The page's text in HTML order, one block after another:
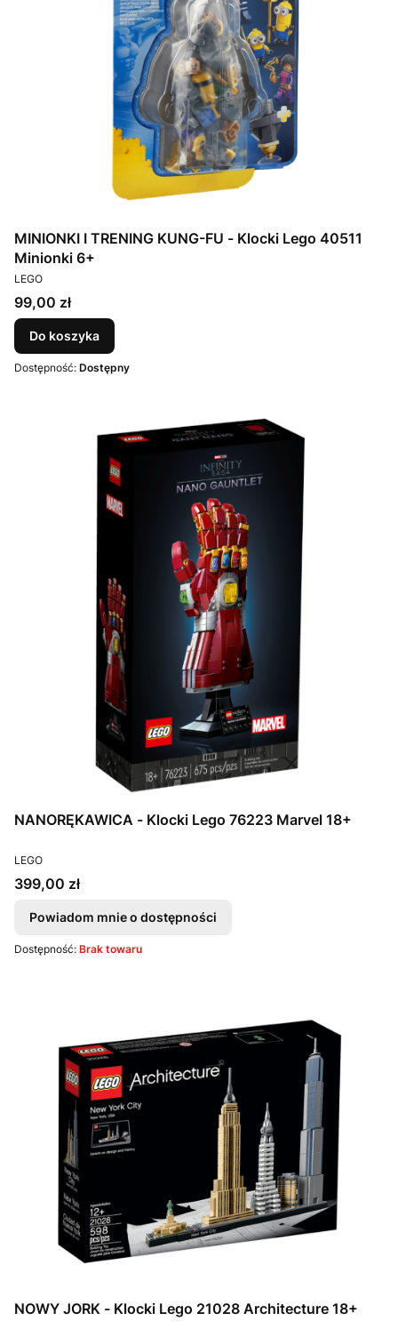
MINIONKI I TRENING KUNG-FU - Klocki Lego 40511
Minionki 6+
PRODUCENT
LEGO
Cena
99,00 zł
Do koszyka
Dostępność: Dostępny
NANORĘKAWICA - Klocki Lego 76223 Marvel 18+
PRODUCENT
LEGO
Cena
399,00 zł
Powiadom mnie o dostępności
Dostępność: Brak towaru
NOWY JORK - Klocki Lego 21028 Architecture 18+